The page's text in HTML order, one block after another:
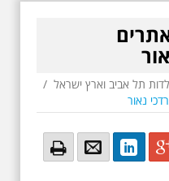
תל אביב וארץ ישראל /
נאור
Google+
LinkedIn
Email
Email